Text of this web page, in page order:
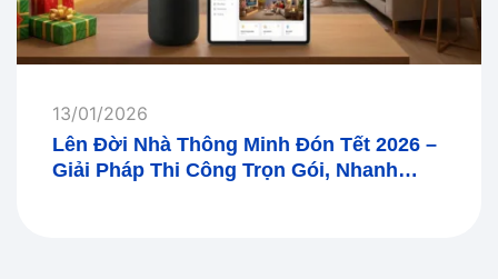
Lên Đời Nhà Thông Minh Đón Tết 2026 –
Giải Pháp Thi Công Trọn Gói, Nhanh
13/01/2026